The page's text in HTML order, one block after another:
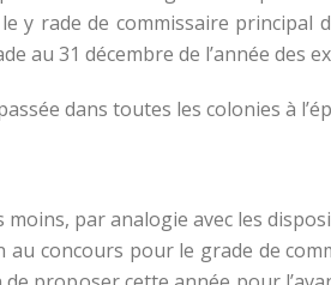
y rade de commissaire principal
au 31 décembre de l’année des
dans toutes les colonies à
par analogie avec les
concours pour le grade de